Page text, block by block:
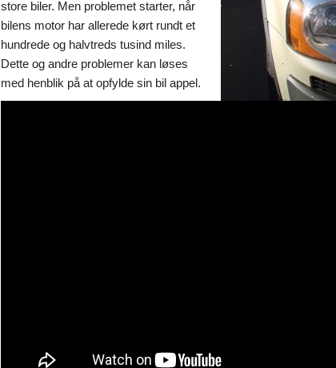
store biler. Men problemet starter, når
bilens motor har allerede kørt rundt et
hundrede og halvtreds tusind miles.
Dette og andre problemer kan løses
med henblik på at opfylde sin bil appel.